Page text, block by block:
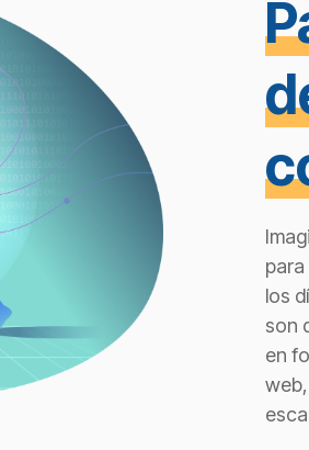
los
son
en